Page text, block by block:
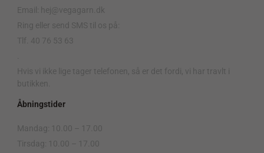
Email: hej@vegagarn.dk
Ring eller send SMS til os på:
Tlf. 40 76 53 63
Hvis vi ikke lige tager telefonen, så er det fordi, vi har travlt i
butikken.
Åbningstider
Mandag: 10.00 – 17.00
Tirsdag: 10.00 – 17.00